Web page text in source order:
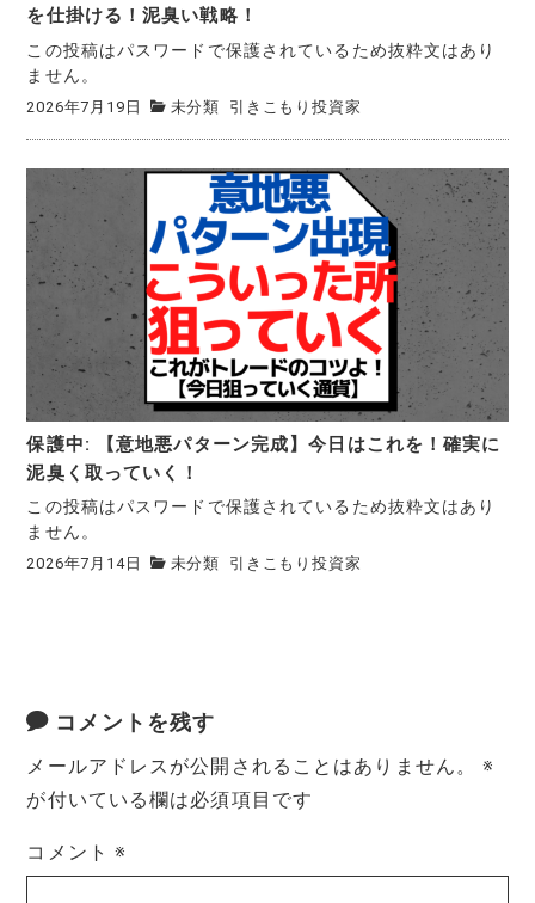
を仕掛ける！泥臭い戦略！
この投稿はパスワードで保護されているため抜粋文はあり
ません。
2026年7月19日 未分類 引きこもり投資家
保護中: 【意地悪パターン完成】今日はこれを！確実に
泥臭く取っていく！
この投稿はパスワードで保護されているため抜粋文はあり
ません。
2026年7月14日 未分類 引きこもり投資家
コメントを残す
メールアドレスが公開されることはありません。
※
が付いている欄は必須項目です
コメント※